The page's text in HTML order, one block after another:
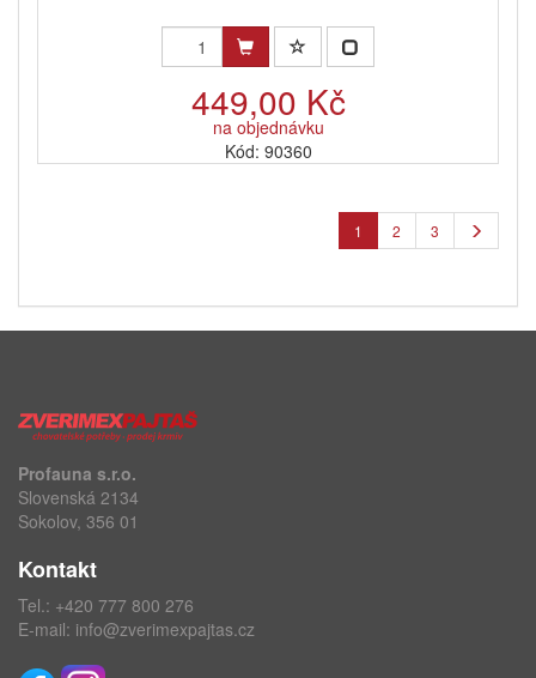
449,00 Kč
na objednávku
Kód: 90360
1 2 3
Profauna s.r.o.
Slovenská 2134
Sokolov, 356 01
Kontakt
Tel.: +420 777 800 276
E-mail: info@zverimexpajtas.cz